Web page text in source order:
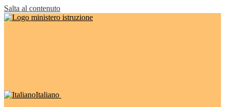
Salta al contenuto
Italiano